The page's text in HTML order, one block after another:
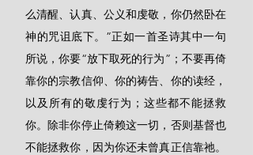
么清醒、认真、公义和虔敬，你仍然卧在
神的咒诅底下。”正如一首圣诗其中一句
所说，你要“放下取死的行为”；不要再倚
靠你的宗教信仰、你的祷告、你的读经，
以及所有的敬虔行为；这些都不能拯救
你。除非你停止倚赖这一切，否则基督也
不能拯救你，因为你还未曾真正信靠祂。